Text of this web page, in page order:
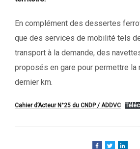
En complément des dessertes
que des services de mobilité tels
transport à la demande, des
proposés en gare pour permettre la
dernier km.
Cahier d’Acteur N°25 du CNDP / ADDVC